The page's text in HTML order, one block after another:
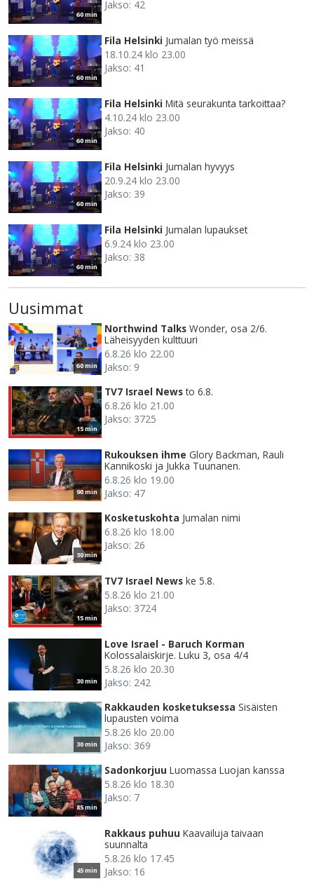
60 min
Jakso: 42
60 min
Fila Helsinki Jumalan työ meissä
18.10.24 klo 23.00
Jakso: 41
60 min
Fila Helsinki Mitä seurakunta tarkoittaa?
4.10.24 klo 23.00
Jakso: 40
60 min
Fila Helsinki Jumalan hyvyys
20.9.24 klo 23.00
Jakso: 39
60 min
Fila Helsinki Jumalan lupaukset
6.9.24 klo 23.00
Jakso: 38
Uusimmat
60 min
Northwind Talks Wonder, osa 2/6.
Läheisyyden kulttuuri
6.8.26 klo 22.00
Jakso: 9
15 min
TV7 Israel News to 6.8.
6.8.26 klo 21.00
Jakso: 3725
90 min
Rukouksen ihme Glory Backman, Rauli
Kannikoski ja Jukka Tuunanen.
6.8.26 klo 19.00
Jakso: 47
30 min
Kosketuskohta Jumalan nimi
6.8.26 klo 18.00
Jakso: 26
15 min
TV7 Israel News ke 5.8.
5.8.26 klo 21.00
Jakso: 3724
30 min
Love Israel - Baruch Korman
Kolossalaiskirje. Luku 3, osa 4/4
5.8.26 klo 20.30
Jakso: 242
30 min
Rakkauden kosketuksessa Sisäisten
lupausten voima
5.8.26 klo 20.00
Jakso: 369
85 min
Sadonkorjuu Luomassa Luojan kanssa
5.8.26 klo 18.30
Jakso: 7
45 min
Rakkaus puhuu Kaavailuja taivaan
suunnalta
5.8.26 klo 17.45
Jakso: 16